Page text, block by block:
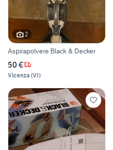
2
Aspirapolvere Black & Decker
50 €
Vicenza (VI)